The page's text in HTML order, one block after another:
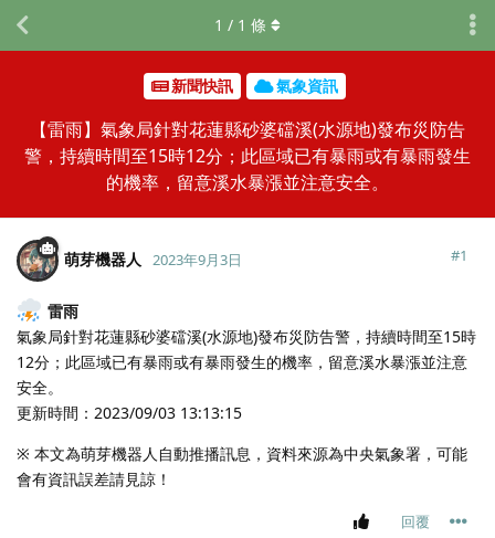
新聞快訊 氣象資訊
【雷雨】氣象局針對花蓮縣砂婆礑溪(水源地)發布災防告
警，持續時間至15時12分；此區域已有暴雨或有暴雨發生
的機率，留意溪水暴漲並注意安全。
1 / 1 條
萌芽機器人 2023年9月3日 #1
雷雨
氣象局針對花蓮縣砂婆礑溪(水源地)發布災防告警，持續時間至15時
12分；此區域已有暴雨或有暴雨發生的機率，留意溪水暴漲並注意
安全。
更新時間：2023/09/03 13:13:15
※ 本文為萌芽機器人自動推播訊息，資料來源為中央氣象署，可能
會有資訊誤差請見諒！
回覆